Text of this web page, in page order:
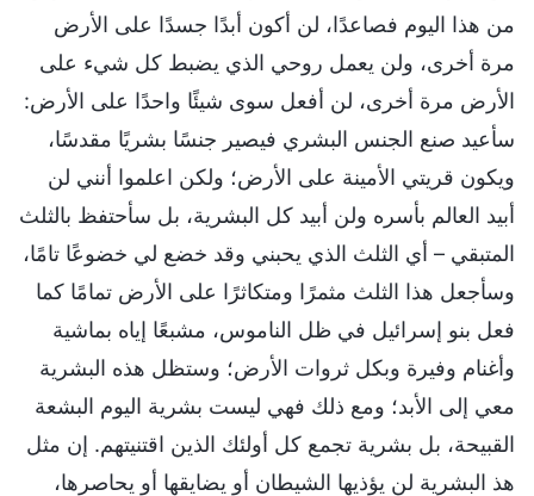
من هذا اليوم فصاعدًا، لن أكون أبدًا جسدًا على الأرض
مرة أخرى، ولن يعمل روحي الذي يضبط كل شيء على
الأرض مرة أخرى، لن أفعل سوى شيئًا واحدًا على الأرض:
سأعيد صنع الجنس البشري فيصير جنسًا بشريًا مقدسًا،
ويكون قريتي الأمينة على الأرض؛ ولكن اعلموا أنني لن
أبيد العالم بأسره ولن أبيد كل البشرية، بل سأحتفظ بالثلث
المتبقي – أي الثلث الذي يحبني وقد خضع لي خضوعًا تامًا،
وسأجعل هذا الثلث مثمرًا ومتكاثرًا على الأرض تمامًا كما
فعل بنو إسرائيل في ظل الناموس، مشبعًا إياه بماشية
وأغنام وفيرة وبكل ثروات الأرض؛ وستظل هذه البشرية
معي إلى الأبد؛ ومع ذلك فهي ليست بشرية اليوم البشعة
القبيحة، بل بشرية تجمع كل أولئك الذين اقتنيتهم. إن مثل
هذ البشرية لن يؤذيها الشيطان أو يضايقها أو يحاصرها،